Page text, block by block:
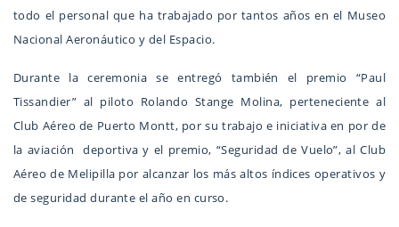
todo el personal que ha trabajado por tantos años en el Museo
Nacional Aeronáutico y del Espacio.
Durante la ceremonia se entregó también el premio “Paul
Tissandier” al piloto Rolando Stange Molina, perteneciente al
Club Aéreo de Puerto Montt, por su trabajo e iniciativa en por de
la aviación deportiva y el premio, “Seguridad de Vuelo”, al Club
Aéreo de Melipilla por alcanzar los más altos índices operativos y
de seguridad durante el año en curso.